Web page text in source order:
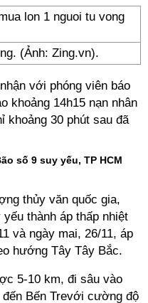
(Ảnh: Zing.vn).
với phóng viên báo
khoảng 14h15 nạn nhân
30 phút sau đã
số 9 suy yếu, TP HCM
thủy văn quốc gia,
yếu thành áp thấp nhiệt
và ngày mai, 26/11, áp
hướng Tây Tây Bắc.
5-10 km, đi sâu vào
Bến Trevới cường độ